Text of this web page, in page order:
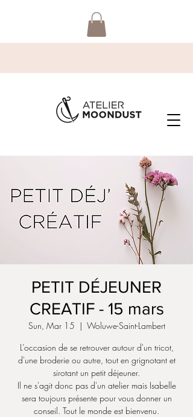
PETIT DÉJEUNER
CREATIF - 15 mars
Sun, Mar 15
  |
Woluwe-Saint-Lambert
L’occasion de se retrouver autour d'un tricot,
d'une broderie ou autre, tout en grignotant et
sirotant un petit déjeuner.
Il ne s'agit donc pas d'un atelier mais Isabelle
sera toujours présente pour vous donner un
conseil. Tout le monde est bienvenu.